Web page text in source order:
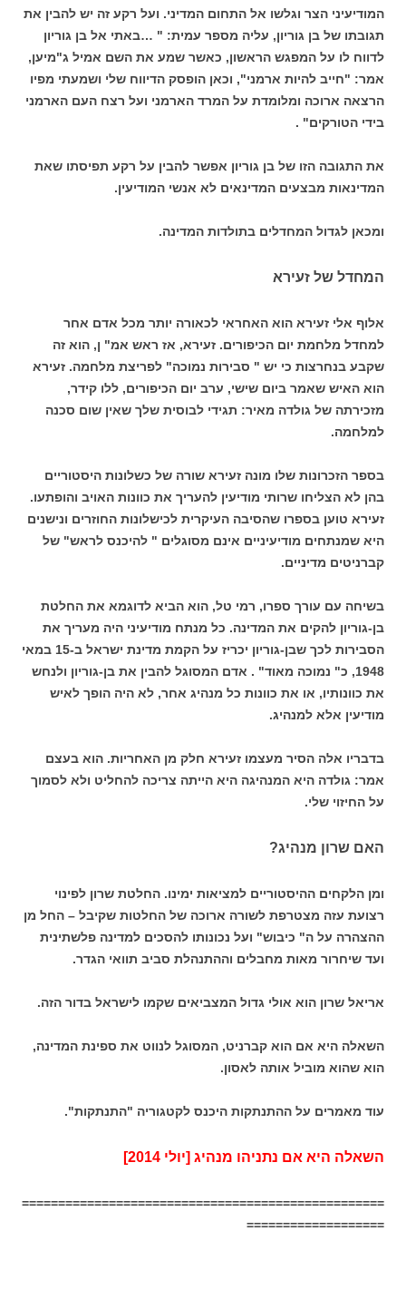
המודיעיני הצר וגלשו אל התחום המדיני. ועל רקע זה יש להבין את
תגובתו של בן גוריון, עליה מספר עמית: " …באתי אל בן גוריון
לדווח לו על המפגש הראשון, כאשר שמע את השם אמיל ג"מיען,
אמר: "חייב להיות ארמני", וכאן הופסק הדיווח שלי ושמעתי מפיו
הרצאה ארוכה ומלומדת על המרד הארמני ועל רצח העם הארמני
בידי הטורקים" .
את התגובה הזו של בן גוריון אפשר להבין על רקע תפיסתו שאת
המדינאות מבצעים המדינאים לא אנשי המודיעין.
ומכאן לגדול המחדלים בתולדות המדינה.
המחדל של זעירא
אלוף אלי זעירא הוא האחראי לכאורה יותר מכל אדם אחר
למחדל מלחמת יום הכיפורים. זעירא, אז ראש אמ" ן, הוא זה
שקבע בנחרצות כי יש " סבירות נמוכה" לפריצת מלחמה. זעירא
הוא האיש שאמר ביום שישי, ערב יום הכיפורים, ללו קידר,
מזכירתה של גולדה מאיר: תגידי לבוסית שלך שאין שום סכנה
למלחמה.
בספר הזכרונות שלו מונה זעירא שורה של כשלונות היסטוריים
בהן לא הצליחו שרותי מודיעין להעריך את כוונות האויב והופתעו.
זעירא טוען בספרו שהסיבה העיקרית לכישלונות החוזרים ונישנים
היא שמנתחים מודיעיניים אינם מסוגלים " להיכנס לראש" של
קברניטים מדיניים.
בשיחה עם עורך ספרו, רמי טל, הוא הביא לדוגמא את החלטת
בן-גוריון להקים את המדינה. כל מנתח מודיעיני היה מעריך את
הסבירות לכך שבן-גוריון יכריז על הקמת מדינת ישראל ב-15 במאי
1948, כ" נמוכה מאוד" . אדם המסוגל להבין את בן-גוריון ולנחש
את כוונותיו, או את כוונות כל מנהיג אחר, לא היה הופך לאיש
מודיעין אלא למנהיג.
בדבריו אלה הסיר מעצמו זעירא חלק מן האחריות. הוא בעצם
אמר: גולדה היא המנהיגה היא הייתה צריכה להחליט ולא לסמוך
על החיזוי שלי.
האם שרון מנהיג?
ומן הלקחים ההיסטוריים למציאות ימינו. החלטת שרון לפינוי
רצועת עזה מצטרפת לשורה ארוכה של החלטות שקיבל – החל מן
ההצהרה על ה" כיבוש" ועל נכונותו להסכים למדינה פלשתינית
ועד שיחרור מאות מחבלים וההתנהלת סביב תוואי הגדר.
אריאל שרון הוא אולי גדול המצביאים שקמו לישראל בדור הזה.
השאלה היא אם הוא קברניט, המסוגל לנווט את ספינת המדינה,
הוא שהוא מוביל אותה לאסון.
עוד מאמרים על ההתנתקות היכנס לקטגוריה "התנתקות".
השאלה היא אם נתניהו מנהיג [יולי 2014]
==================================================
===================